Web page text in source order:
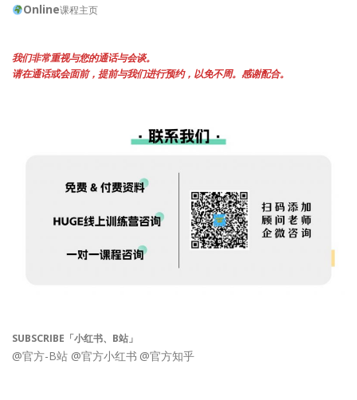
Online课程主页
我们非常重视与您的通话与会谈。
请在通话或会面前，提前与我们进行预约，以免不周。感谢配合。
SUBSCRIBE「小红书、B站」
@官方-B站 @官方小红书 @官方知乎